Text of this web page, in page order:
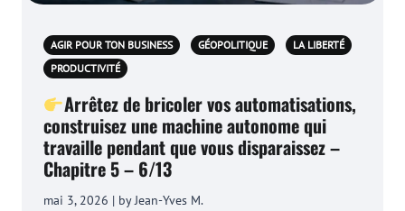
AGIR POUR TON BUSINESS GÉOPOLITIQUE
LA LIBERTÉ
PRODUCTIVITÉ
Arrêtez de bricoler vos automatisations,
construisez une machine autonome qui
travaille pendant que vous disparaissez –
Chapitre 5 – 6/13
mai 3, 2026 | by Jean-Yves M.